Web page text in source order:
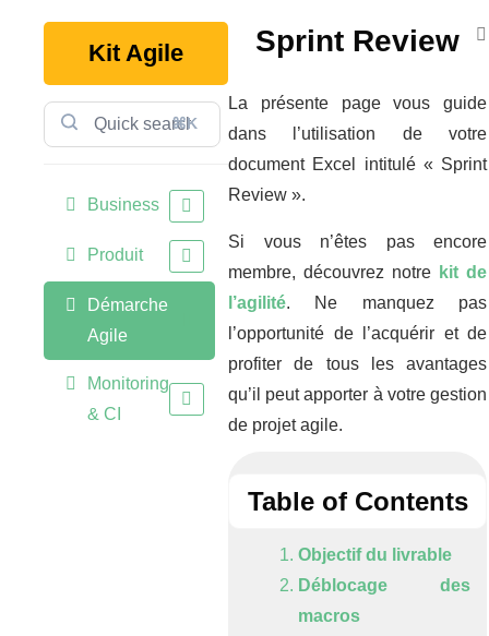
Kit Agile
⌘K
Business
Produit
Démarche
Agile
Monitoring
& CI
Sprint Review
La présente page vous guide
dans l’utilisation de votre
document Excel intitulé « Sprint
Review ».
Si vous n’êtes pas encore
membre, découvrez notre kit de
l’agilité. Ne manquez pas
l’opportunité de l’acquérir et de
profiter de tous les avantages
qu’il peut apporter à votre gestion
de projet agile.
Table of Contents
Objectif du livrable
Déblocage des
macros